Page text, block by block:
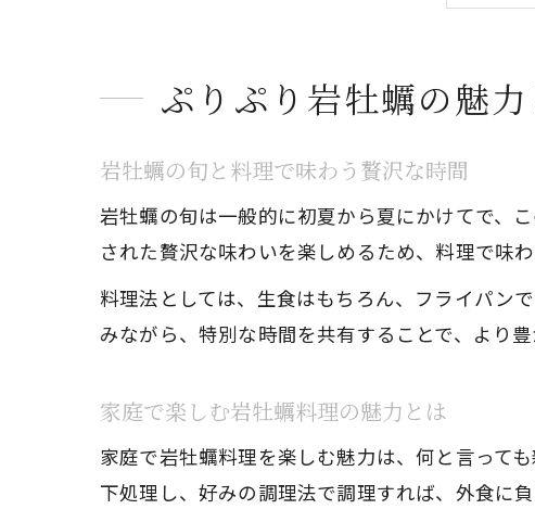
初
フ
ぷりぷり岩牡蠣の魅
岩牡蠣の旬と料理で味わう贅沢な時間
岩牡蠣の旬は一般的に初夏から夏にかけてで、
された贅沢な味わいを楽しめるため、料理で味
料理法としては、生食はもちろん、フライパン
みながら、特別な時間を共有することで、より豊
家庭で楽しむ岩牡蠣料理の魅力とは
家庭で岩牡蠣料理を楽しむ魅力は、何と言って
下処理し、好みの調理法で調理すれば、外食に